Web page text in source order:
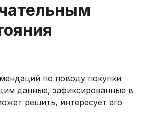
по поводу покупки
данные, зафиксированные в
решить, интересует его